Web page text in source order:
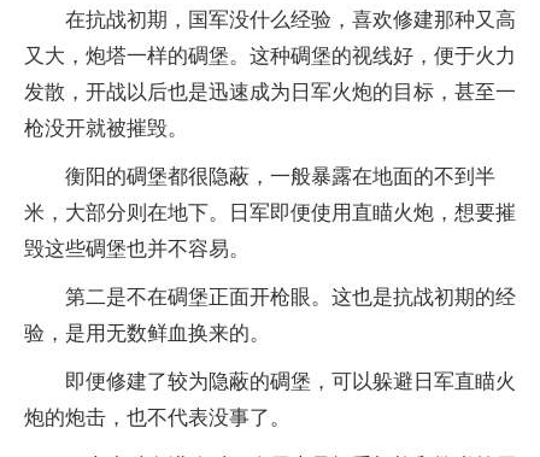
在抗战初期，国军没什么经验，喜欢修建那种又高
又大，炮塔一样的碉堡。这种碉堡的视线好，便于火力
发散，开战以后也是迅速成为日军火炮的目标，甚至一
枪没开就被摧毁。
衡阳的碉堡都很隐蔽，一般暴露在地面的不到半
米，大部分则在地下。日军即便使用直瞄火炮，想要摧
毁这些碉堡也并不容易。
第二是不在碉堡正面开枪眼。这也是抗战初期的经
验，是用无数鲜血换来的。
即便修建了较为隐蔽的碉堡，可以躲避日军直瞄火
炮的炮击，也不代表没事了。